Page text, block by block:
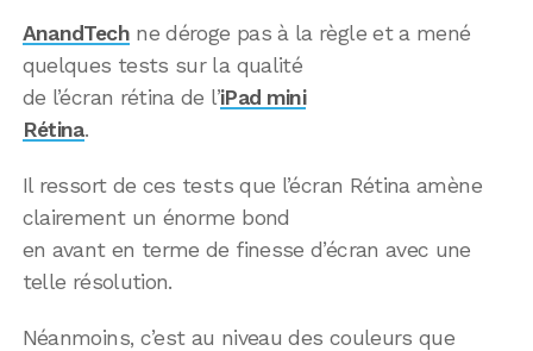
AnandTechne déroge pas à la règle et a mené
quelques tests sur la qualité
de l’écran rétina de l’iPad mini
Rétina.
Il ressort de ces tests que l’écran Rétina amène
clairement un énorme bond
en avant en terme de finesse d’écran avec une
telle résolution.
Néanmoins, c’est au niveau des couleurs que